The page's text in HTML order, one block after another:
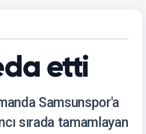
etti
Samsunspor'a
sırada tamamlayan